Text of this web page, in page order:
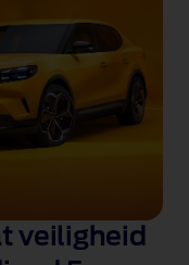
veiligheid